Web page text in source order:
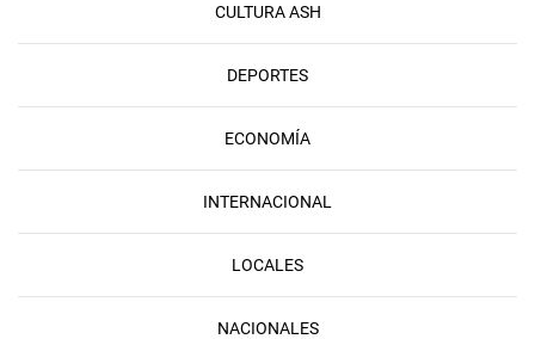
CULTURA ASH
DEPORTES
ECONOMÍA
INTERNACIONAL
LOCALES
NACIONALES